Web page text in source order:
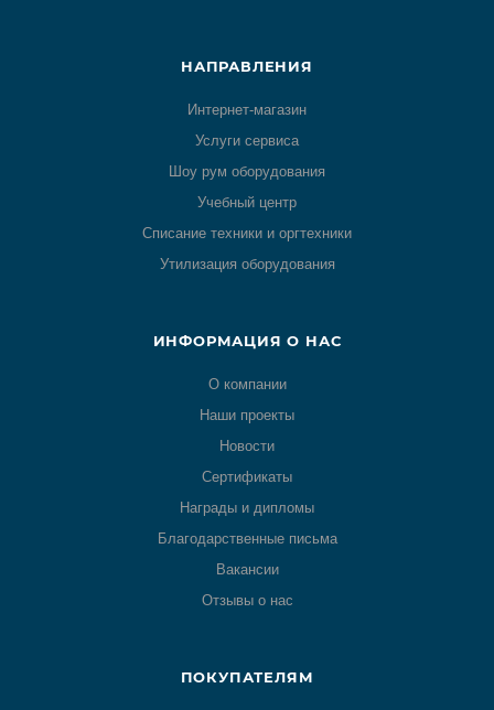
НАПРАВЛЕНИЯ
Интернет-магазин
Услуги сервиса
Шоу рум оборудования
Учебный центр
Списание техники и оргтехники
Утилизация оборудования
ИНФОРМАЦИЯ О НАС
О компании
Наши проекты
Новости
Сертификаты
Награды и дипломы
Благодарственные письма
Вакансии
Отзывы о нас
ПОКУПАТЕЛЯМ